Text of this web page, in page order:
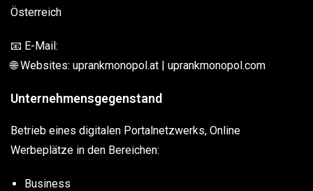
Österreich
📧 E-Mail:
🌐 Websites: uprankmonopol.at | uprankmonopol.com
Unternehmensgegenstand
Betrieb eines digitalen Portalnetzwerks, Online
Werbeplätze in den Bereichen:
Business